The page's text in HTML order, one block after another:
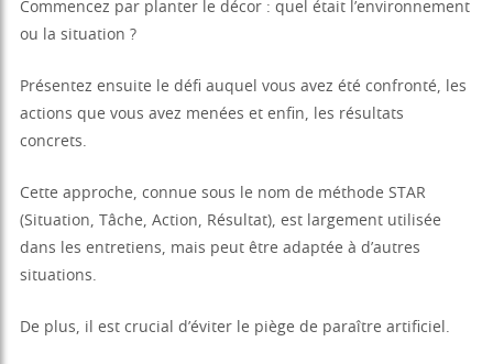
Commencez par planter le décor : quel était l’environnement
ou la situation ?
Présentez ensuite le défi auquel vous avez été confronté, les
actions que vous avez menées et enfin, les résultats
concrets.
Cette approche, connue sous le nom de méthode STAR
(Situation, Tâche, Action, Résultat), est largement utilisée
dans les entretiens, mais peut être adaptée à d’autres
situations.
De plus, il est crucial d’éviter le piège de paraître artificiel.